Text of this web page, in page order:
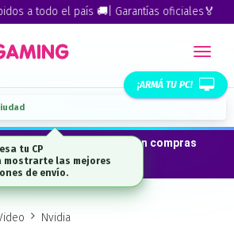
a todo el país 🚚| Garantías oficiales🏅
¡ARMÁ TU PC!
a CABA · GBA ·La Plata en compras
$300.000*
Nvidia
tu CP
mostrarte las mejores
de envío.